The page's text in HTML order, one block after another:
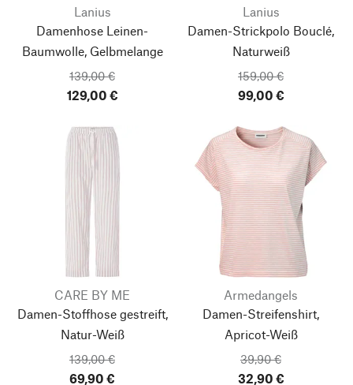
Lanius
Damenhose Leinen-
Baumwolle, Gelbmelange
139,00 €
129,00 €
Lanius
Damen-Strickpolo Bouclé,
Naturweiß
159,00 €
99,00 €
CARE BY ME
Damen-Stoffhose gestreift,
Natur-Weiß
139,00 €
69,90 €
Armedangels
Damen-Streifenshirt,
Apricot-Weiß
39,90 €
32,90 €